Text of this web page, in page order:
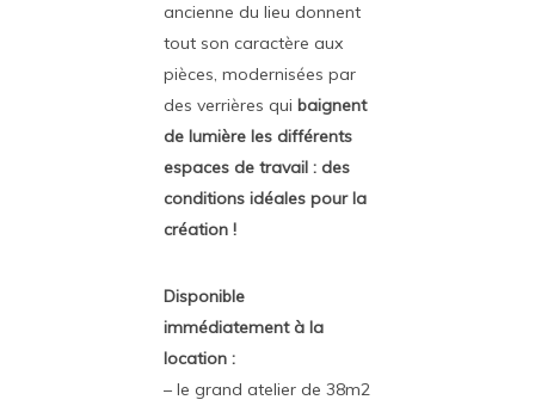
ancienne du lieu donnent
tout son caractère aux
pièces, modernisées par
des verrières qui baignent
de lumière les différents
espaces de travail : des
conditions idéales pour la
création !
Disponible
immédiatement à la
location :
– le grand atelier de 38m2